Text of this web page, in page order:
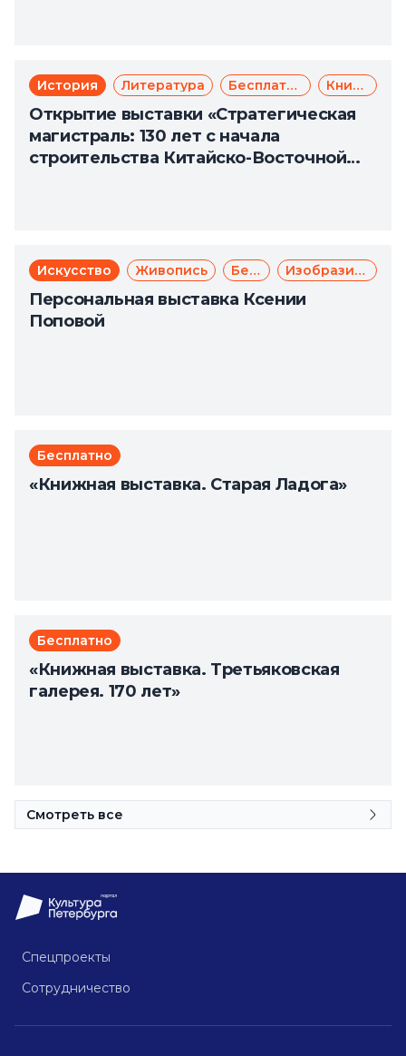
История Литература Бесплатно Книги
Открытие выставки «Стратегическая
магистраль: 130 лет с начала
строительства Китайско-Восточной
Искусство Живопись Бесплатно Изобразительное искусство
Персональная выставка Ксении
Поповой
Бесплатно
«Книжная выставка. Старая Ладога»
Бесплатно
«Книжная выставка. Третьяковская
галерея. 170 лет»
Смотреть все
Спецпроекты
Сотрудничество